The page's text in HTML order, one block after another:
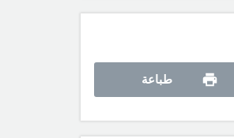
طباعة